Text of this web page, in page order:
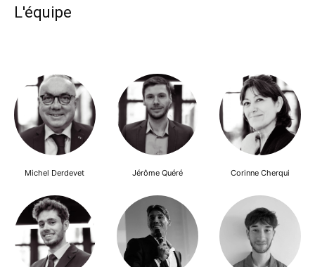
L'équipe
Michel Derdevet Jérôme Quéré Corinne Cherqui